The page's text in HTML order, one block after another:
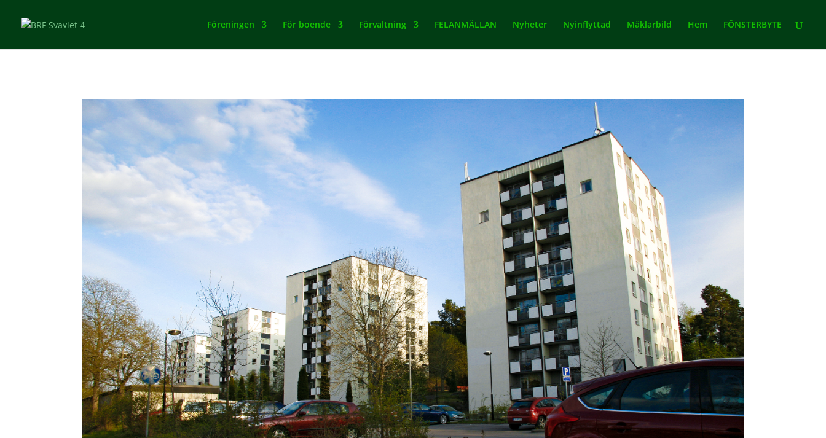
Föreningen För boende Förvaltning FELANMÄLLAN Nyheter Nyinflyttad Mäklarbild Hem FÖNSTERBYTE